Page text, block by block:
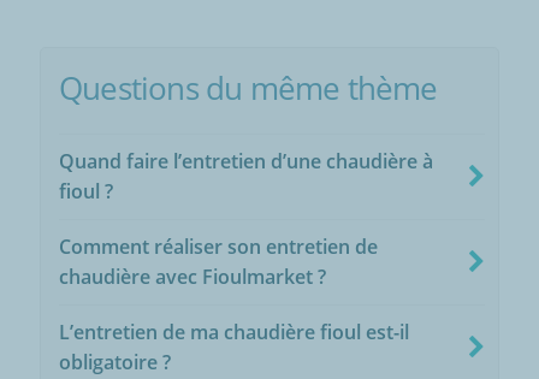
Questions du même thème
Quand faire l’entretien d’une chaudière à
fioul ?
Comment réaliser son entretien de
chaudière avec Fioulmarket ?
L’entretien de ma chaudière fioul est-il
obligatoire ?